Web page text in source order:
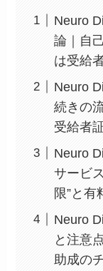
Neuro
論｜自
は受給
Neuro
続きの
受給者
Neuro
サービ
限”と有
Neuro
と注意
助成の